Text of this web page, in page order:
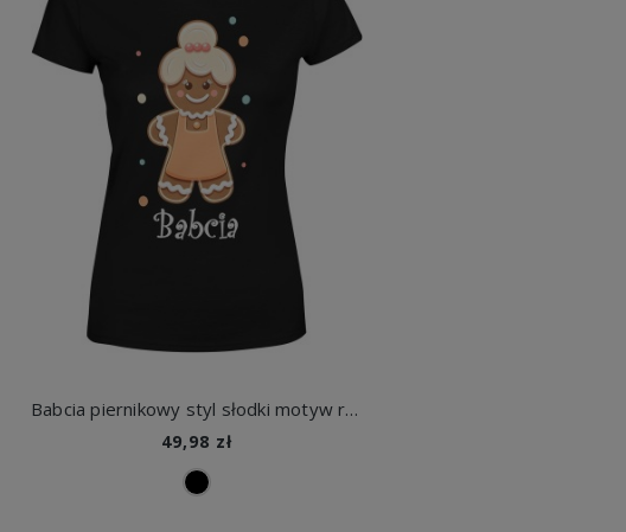
Babcia piernikowy styl słodki motyw rodzinne ciepło uśmiech Damska koszulka
49,98 zł